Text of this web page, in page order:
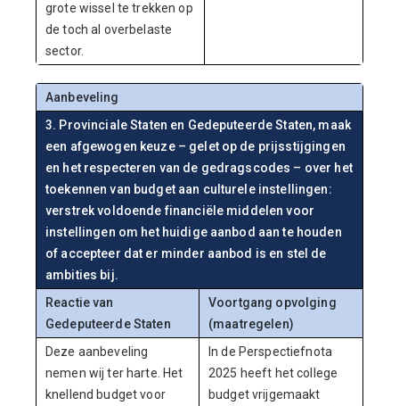
grote wissel te trekken op
de toch al overbelaste
sector.
Aanbeveling
3. Provinciale Staten en Gedeputeerde Staten, maak
een afgewogen keuze – gelet op de prijsstijgingen
en het respecteren van de gedragscodes – over het
toekennen van budget aan culturele instellingen:
verstrek voldoende financiële middelen voor
instellingen om het huidige aanbod aan te houden
of accepteer dat er minder aanbod is en stel de
ambities bij.
Reactie van
Gedeputeerde Staten
Voortgang opvolging
(maatregelen)
Deze aanbeveling
nemen wij ter harte. Het
knellend budget voor
In de Perspectiefnota
2025 heeft het college
budget vrijgemaakt